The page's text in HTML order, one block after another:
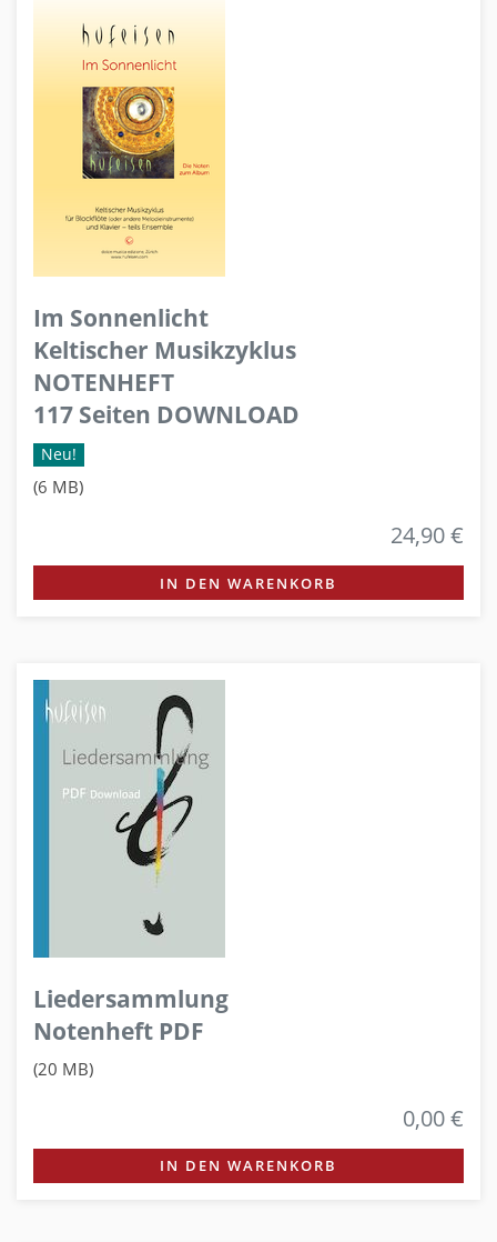
Im Sonnenlicht
Keltischer Musikzyklus
NOTENHEFT
117 Seiten DOWNLOAD
Neu!
(6 MB)
24,90 €
IN DEN WARENKORB
Liedersammlung
Notenheft PDF
(20 MB)
0,00 €
IN DEN WARENKORB